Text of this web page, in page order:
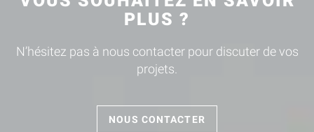
PLUS ?
N’hésitez pas à nous contacter pour discuter de vos
projets.
NOUS CONTACTER